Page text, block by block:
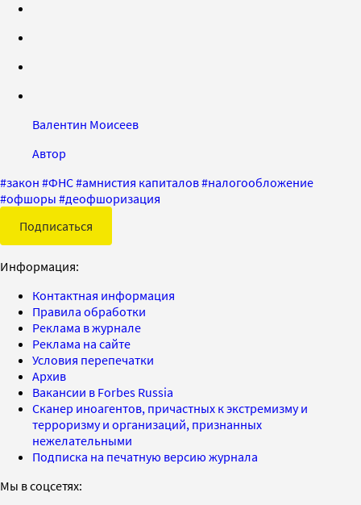
Валентин Моисеев
Автор
#закон #ФНС#амнистия капиталов#налогообложение
#офшоры #деофшоризация
Подписаться
Информация:
Контактная информация
Правила обработки
Реклама в журнале
Реклама на сайте
Условия перепечатки
Архив
Вакансии в Forbes Russia
Сканер иноагентов, причастных к экстремизму и
терроризму и организаций, признанных
нежелательными
Подписка на печатную версию журнала
Мы в соцсетях: